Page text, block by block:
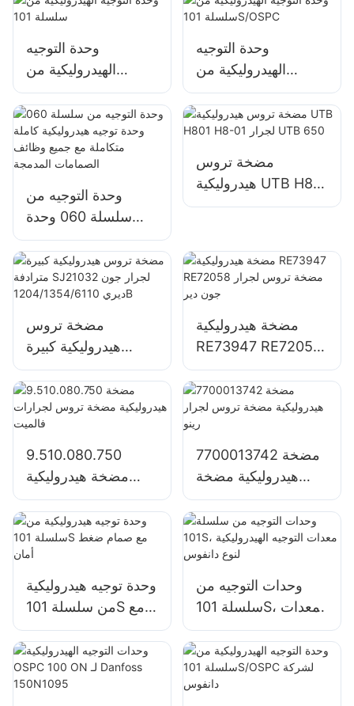
وحدة التوجيه
الهيدروليكية من
سلسلة 101
وحدة التوجيه
الهيدروليكية من
سلسلة 101S/OSPC
وحدة التوجيه من
سلسلة 060 وحدة
توجيه هيدروليكية كاملة
متكاملة مع جميع
وظائف الصمامات
المدمجة
مضخة تروس
هيدروليكية UTB H801
H8-01 لجرار UTB
مضخة تروس
هيدروليكية كبيرة
مترادفة SJ21032
لجرار جون ديري
1204/1354/6110B
مضخة هيدروليكية
RE73947 RE72058
مضخة تروس لجرار
جون دير
9.510.080.750
مضخة هيدروليكية
مضخة تروس لجرارات
فالميت
7700013742 مضخة
هيدروليكية مضخة
تروس لجرار رينو
وحدة توجيه هيدروليكية
من سلسلة 101S مع
صمام ضغط أمان
وحدات التوجيه من
سلسلة 101S، معدات
التوجيه الهيدروليكية
لنوع دانفوس